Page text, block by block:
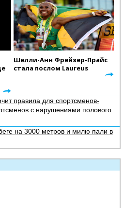
Шелли-Анн Фрейзер-Прайс
стала послом Laureus
правила для спортсменов-
с нарушениями полового
на 3000 метров и милю пали в